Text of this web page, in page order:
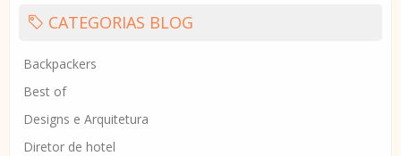
CATEGORIAS BLOG
Backpackers
Best of
Designs e Arquitetura
Diretor de hotel